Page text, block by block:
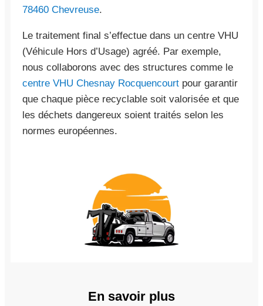
78460 Chevreuse.
Le traitement final s’effectue dans un centre VHU
(Véhicule Hors d’Usage) agréé. Par exemple,
nous collaborons avec des structures comme le
centre VHU Chesnay Rocquencourt pour garantir
que chaque pièce recyclable soit valorisée et que
les déchets dangereux soient traités selon les
normes européennes.
En savoir plus